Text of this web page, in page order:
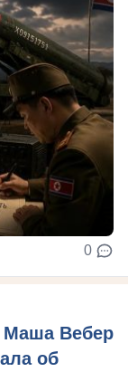
0
Маша Вебер
об